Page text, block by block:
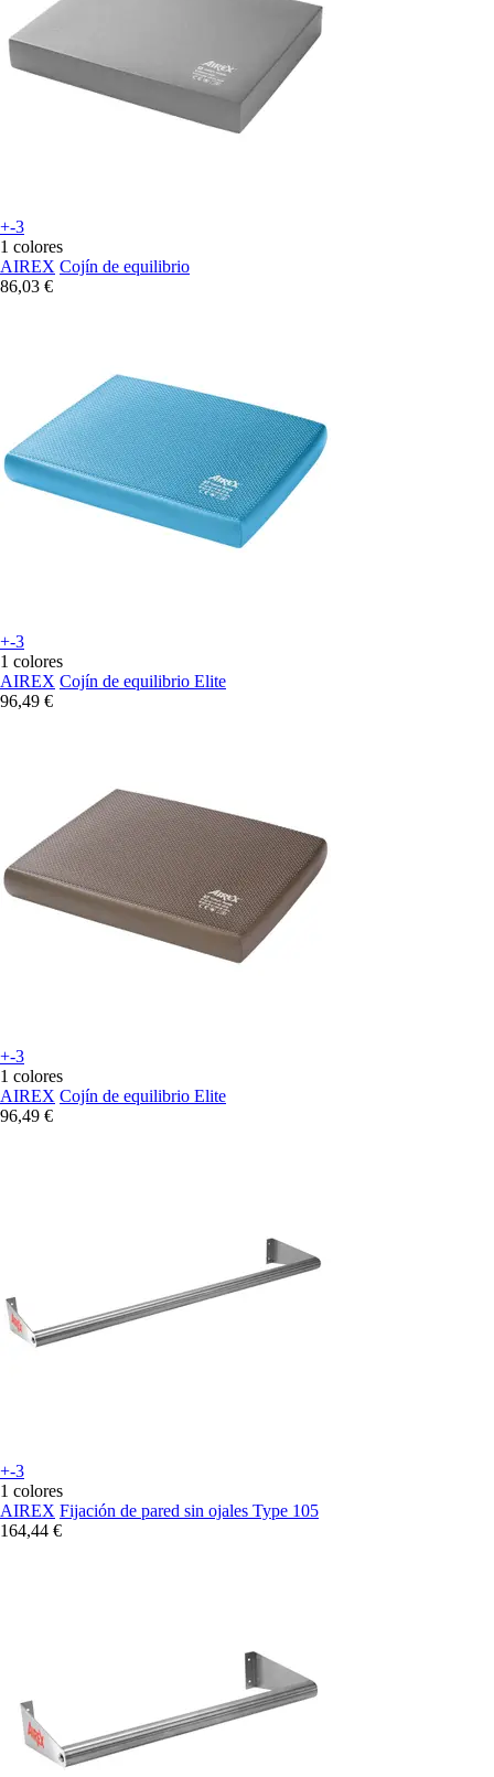
+-3
1 colores
AIREX Cojín de equilibrio
86,03 €
+-3
1 colores
AIREX Cojín de equilibrio Elite
96,49 €
+-3
1 colores
AIREX Cojín de equilibrio Elite
96,49 €
+-3
1 colores
AIREX Fijación de pared sin ojales Type 105
164,44 €